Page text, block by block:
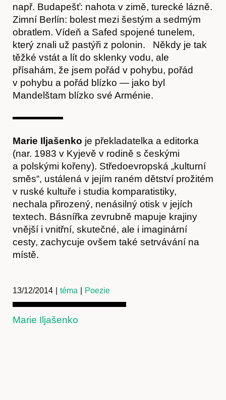
Obchod
Kontakt
např. Budapešť: nahota v zimě, turecké lázně.
Zimní Berlín: bolest mezi šestým a sedmým
obratlem. Vídeň a Safed spojené tunelem,
který znali už pastýři z polonin. Někdy je tak
těžké vstát a lít do sklenky vodu, ale
přísahám, že jsem pořád v pohybu, pořád
v pohybu a pořád blízko — jako byl
Mandelštam blízko své Arménie.
Marie Iljašenko je překladatelka a editorka
(nar. 1983 v Kyjevě v rodině s českými
a polskými kořeny). Středoevropská „kulturní
směs“, ustálená v jejím raném dětství prožitém
v ruské kultuře i studia komparatistiky,
nechala přirozený, nenásilný otisk v jejích
textech. Básnířka zevrubně mapuje krajiny
vnější i vnitřní, skutečné, ale i imaginární
cesty, zachycuje ovšem také setrvávání na
místě.
13/12/2014 téma Poezie
Marie Iljašenko